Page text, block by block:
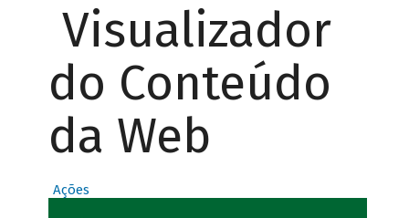
Visualizador
do Conteúdo
da Web
Ações